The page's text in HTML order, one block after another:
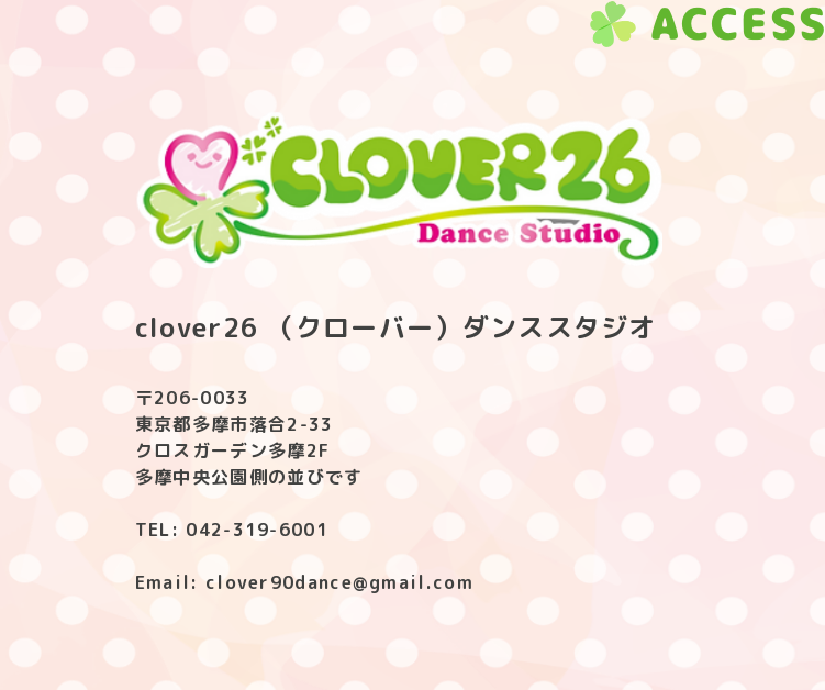
ACCESS
clover26 （クローバー）ダンススタジオ
〒206-0033
東京都多摩市落合2-33
クロスガーデン多摩2F
多摩中央公園側の並びです
TEL: 042-319-6001
Email: clover90dance@gmail.com